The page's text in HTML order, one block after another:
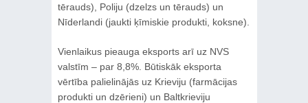
tērauds), Poliju (dzelzs un tērauds) un
Nīderlandi (jaukti ķīmiskie produkti, koksne).
Vienlaikus pieauga eksports arī uz NVS
valstīm – par 8,8%. Būtiskāk eksporta
vērtība palielinājās uz Krieviju (farmācijas
produkti un dzērieni) un Baltkrieviju